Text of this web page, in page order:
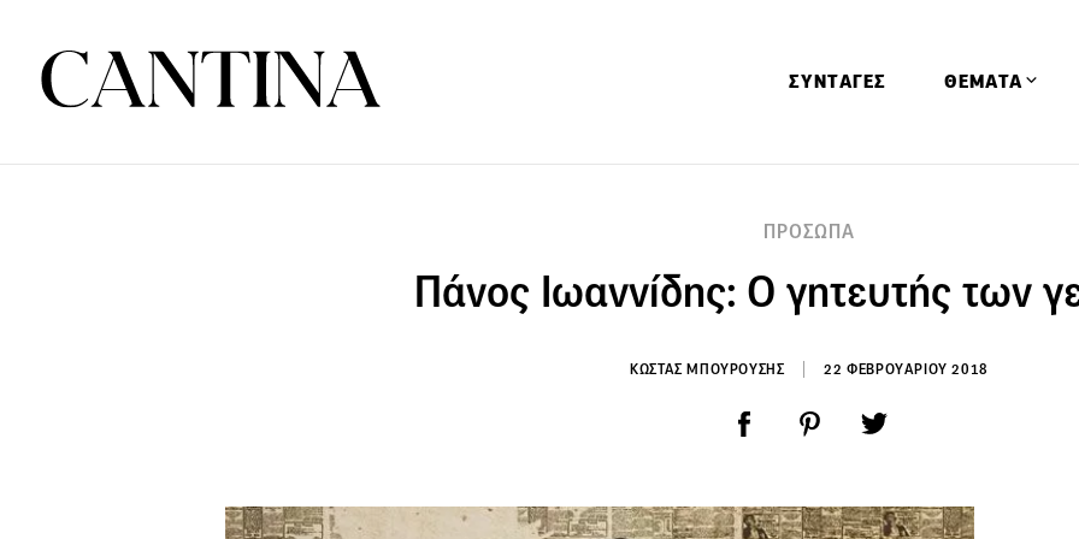
ΣΥΝΤΑΓΕΣ ΘΕΜΑΤΑ
Ειδήσεις
Έρευνες
ΠΡΟΣΩΠΑ
Πάνος Ιωαννίδης: Ο γητευτής των
ΚΩΣΤΑΣ ΜΠΟΥΡΟΥΣΗΣ 22 ΦΕΒΡΟΥΑΡΙΟΥ 2018